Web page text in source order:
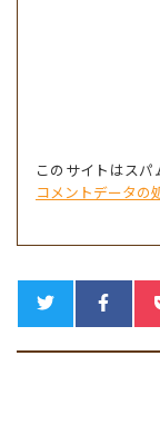
このサイトはスパ
コメントデータの